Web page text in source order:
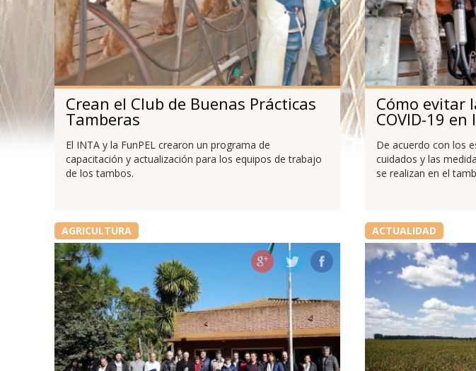
Crean el Club de Buenas Prácticas
Tamberas
El INTA y la FunPEL crearon un programa de
capacitación y actualización para los equipos de trabajo
de los tambos.
Cómo evitar
COVID-19
De acuerdo con los
cuidados y las
se realizan en el
AGRICULTURA ACTUALIDAD